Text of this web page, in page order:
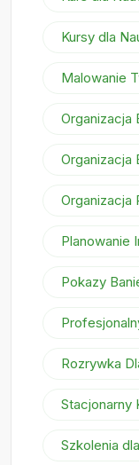
Kursy dla
Malowanie
Organizacja
Organizacja
Organizacja
Planowanie
Pokazy
Rozrywka
Stacjonarny
Szkolenia